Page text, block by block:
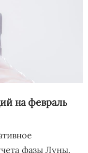
на февраль
фазы Луны,